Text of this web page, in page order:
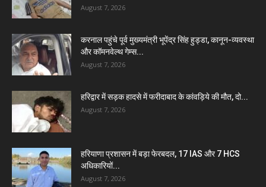
August 7, 2026
करनाल पहुंचे पूर्व मुख्यमंत्री भूपेंद्र सिंह हुड्डा, कानून-व्यवस्था
और कॉमनवेल्थ गेम्स...
August 7, 2026
हरिद्वार में सड़क हादसे में फरीदाबाद के कांवड़िये की मौत, दो...
August 7, 2026
हरियाणा प्रशासन में बड़ा फेरबदल, 17 IAS और 7 HCS
अधिकारियों...
August 7, 2026